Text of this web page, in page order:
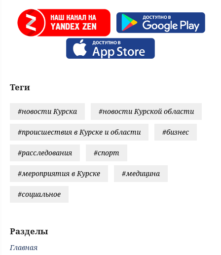
Теги
#новости Курска #новости Курской области
#происшествия в Курске и области #бизнес
#расследования #спорт
#мероприятия в Курске #медицина
#социальное
Разделы
Главная